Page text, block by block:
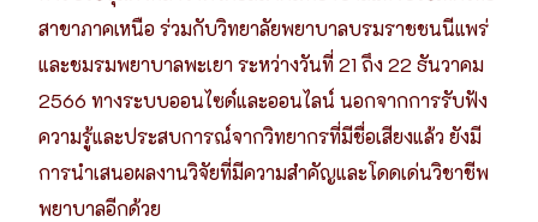
สาขาภาคเหนือ ร่วมกับวิทยาลัยพยาบาลบรมราชชนนีแพร่
และชมรมพยาบาลพะเยา ระหว่างวันที่ 21 ถึง 22 ธันวาคม
2566 ทางระบบออนไซด์และออนไลน์ นอกจากการรับฟัง
ความรู้และประสบการณ์จากวิทยากรที่มีชื่อเสียงแล้ว ยังมี
การนำเสนอผลงานวิจัยที่มีความสำคัญและโดดเด่นวิชาชีพ
พยาบาลอีกด้วย